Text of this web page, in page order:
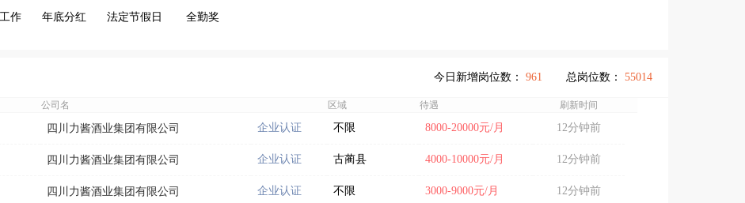
作 年底分红 法定节假日 全勤奖
总岗位数： 55014
今日新增岗位数： 961
公司名 区域 待遇 刷新时间
四川力酱酒业集团有限公司 企业认证 不限 8000-20000元/月 12分钟前
四川力酱酒业集团有限公司 企业认证 古蔺县 4000-10000元/月 12分钟前
四川力酱酒业集团有限公司 企业认证 不限 3000-9000元/月 12分钟前